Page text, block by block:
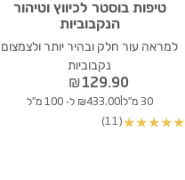
טיפות בוסטר לכיווץ וטיהור
הנקבוביות
למראה עור חלק ובהיר יותר ולצמצום
נקבוביות
₪129.90
30 מ"ל |₪433.00 ל- 100 מ"ל
★
★
★
★
★
(11)